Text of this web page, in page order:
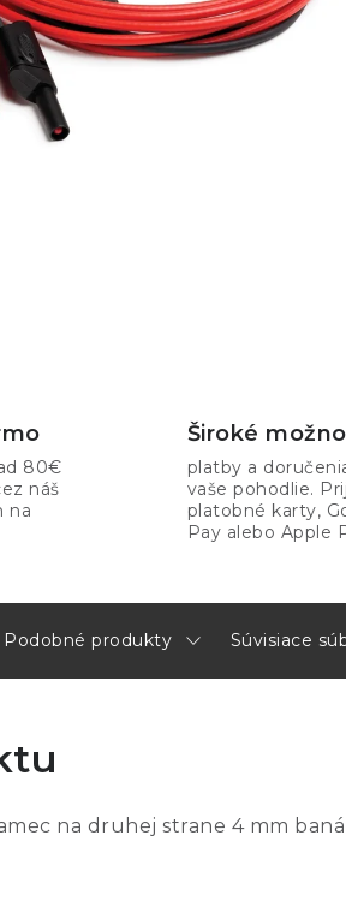
80€
náš
na
Široké
platby a
vaše pohodlie.
platobné karty,
Pay alebo Apple
Podobné produkty Súvisiace
na druhej strane 4 mm